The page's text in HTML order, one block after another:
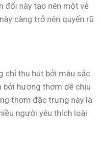
đổi này tạo nên một vẻ
càng trở nên quyến rũ
chỉ thu hút bởi màu sắc
bởi hương thơm dễ chịu
thơm đặc trưng này là
người yêu thích loài